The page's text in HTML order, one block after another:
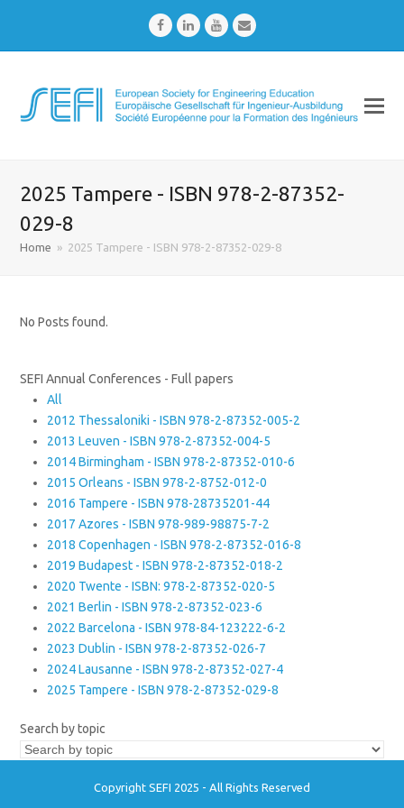
FacebookLinkedInYoutubeEmail
2025 Tampere - ISBN 978-2-87352-
029-8
Home » 2025 Tampere - ISBN 978-2-87352-029-8
No Posts found.
SEFI Annual Conferences - Full papers
All
2012 Thessaloniki - ISBN 978-2-87352-005-2
2013 Leuven - ISBN 978-2-87352-004-5
2014 Birmingham - ISBN 978-2-87352-010-6
2015 Orleans - ISBN 978-2-8752-012-0
2016 Tampere - ISBN 978-28735201-44
2017 Azores - ISBN 978-989-98875-7-2
2018 Copenhagen - ISBN 978-2-87352-016-8
2019 Budapest - ISBN 978-2-87352-018-2
2020 Twente - ISBN: 978-2-87352-020-5
2021 Berlin - ISBN 978-2-87352-023-6
2022 Barcelona - ISBN 978-84-123222-6-2
2023 Dublin - ISBN 978-2-87352-026-7
2024 Lausanne - ISBN 978-2-87352-027-4
2025 Tampere - ISBN 978-2-87352-029-8
Search by topic
Copyright SEFI 2025 - All Rights Reserved